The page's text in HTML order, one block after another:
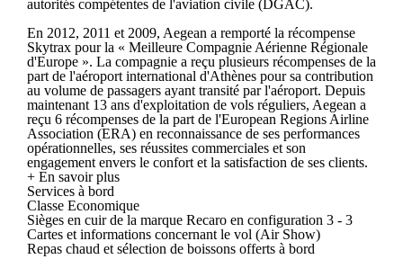
autorités compétentes de l'aviation civile (DGAC).
En 2012, 2011 et 2009, Aegean a remporté la récompense
Skytrax pour la « Meilleure Compagnie Aérienne Régionale
d'Europe ». La compagnie a reçu plusieurs récompenses de la
part de l'aéroport international d'Athènes pour sa contribution
au volume de passagers ayant transité par l'aéroport. Depuis
maintenant 13 ans d'exploitation de vols réguliers, Aegean a
reçu 6 récompenses de la part de l'European Regions Airline
Association (ERA) en reconnaissance de ses performances
opérationnelles, ses réussites commerciales et son
engagement envers le confort et la satisfaction de ses clients.
+ En savoir plus
Services à bord
Classe Economique
Sièges en cuir de la marque Recaro en configuration 3 - 3
Cartes et informations concernant le vol (Air Show)
Repas chaud et sélection de boissons offerts à bord